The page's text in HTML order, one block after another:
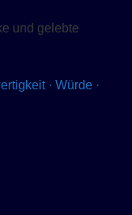
und gelebte
· Würde ·